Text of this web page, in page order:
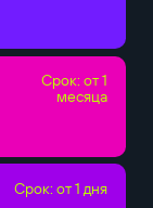
Срок: от 1
месяца
Срок: от 1 дня